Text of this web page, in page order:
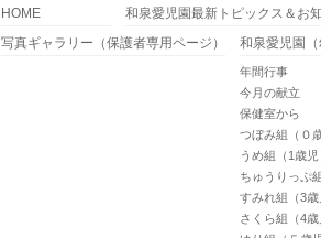
HOME 和泉愛児園最新トピックス＆お
写真ギャラリー（保護者専用ページ）
和泉愛児園（
年間行事
今月の献立
保健室から
つぼみ組（０
うめ組（1歳児
ちゅうりっぷ
すみれ組（3歳
さくら組（4歳